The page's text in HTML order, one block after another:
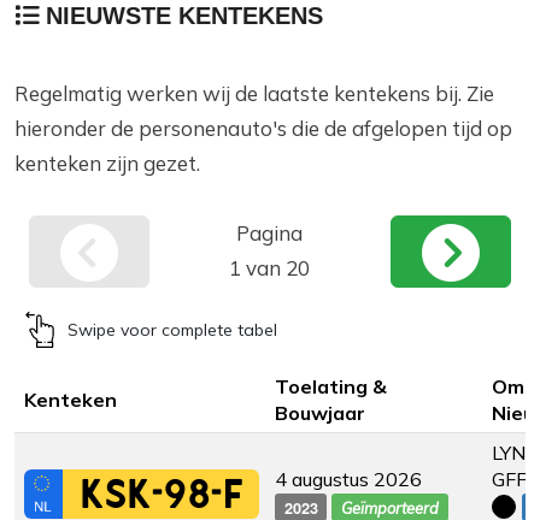
NIEUWSTE KENTEKENS
Regelmatig werken wij de laatste kentekens bij. Zie
hieronder de personenauto's die de afgelopen tijd op
kenteken zijn gezet.
Pagina
1 van 20
Swipe voor complete tabel
Kenteken
Toelating &
Bouwjaar
KSK-98-F 4 augustus 2026
2023 Geïmporteerd
GFF